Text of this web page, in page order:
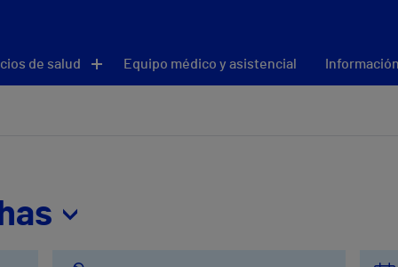
de salud Equipo médico y asistencial